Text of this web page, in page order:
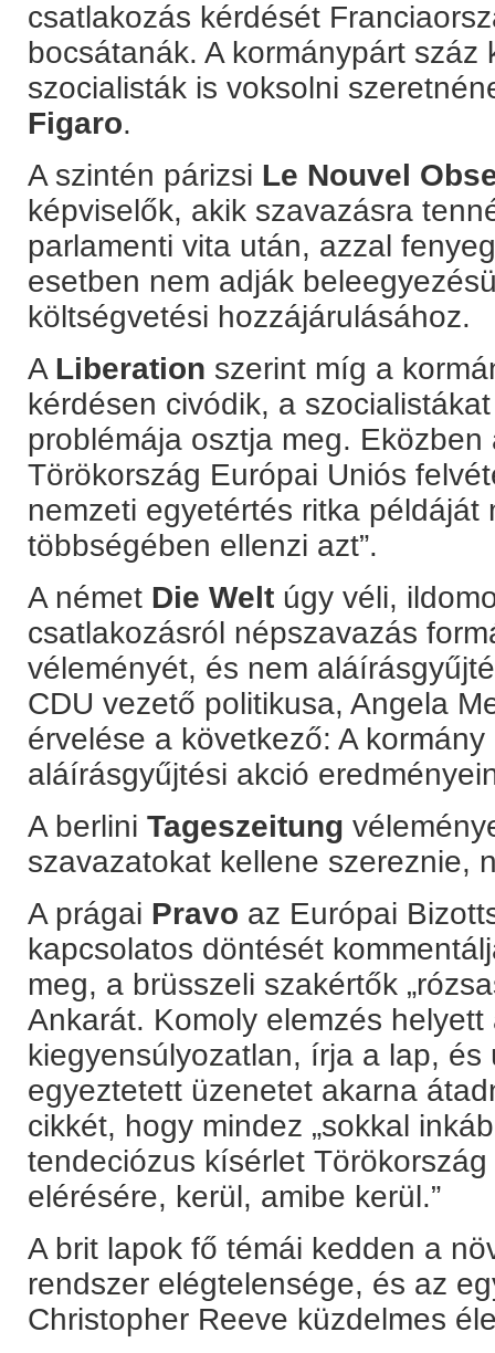
csatlakozás kérdését
bocsátanák. A kormánypárt
szocialisták is voksolni
Figaro.
A szintén párizsi Le Nouvel
képviselők, akik szavazásra
parlamenti vita után, azzal
esetben nem adják
költségvetési hozzájárulásához.
A Liberation szerint míg a
kérdésen civódik, a
problémája osztja meg. Eközben
Törökország Európai Uniós
nemzeti egyetértés ritka példáját
többségében ellenzi azt”.
A német Die Welt úgy véli,
csatlakozásról népszavazás
véleményét, és nem
CDU vezető politikusa, Angela
érvelése a következő: A
aláírásgyűjtési akció
A berlini Tageszeitung
szavazatokat kellene szereznie,
A prágai Pravo az Európai
kapcsolatos döntését
meg, a brüsszeli szakértők
Ankarát. Komoly elemzés
kiegyensúlyozatlan, írja a lap,
egyeztetett üzenetet akarna
cikkét, hogy mindez „sokkal
tendeciózus kísérlet
elérésére, kerül, amibe kerül.”
A brit lapok fő témái kedden a
rendszer elégtelensége, és az
Christopher Reeve küzdelmes